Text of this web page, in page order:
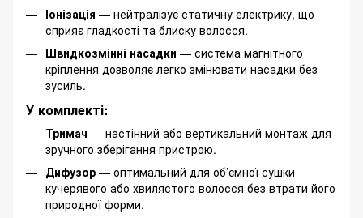
Іонізація — нейтралізує статичну електрику, що
сприяє гладкості та блиску волосся.
Швидкозмінні насадки — система магнітного
кріплення дозволяє легко змінювати насадки без
зусиль.
У комплекті:
Тримач — настінний або вертикальний монтаж для
зручного зберігання пристрою.
Дифузор — оптимальний для об’ємної сушки
кучерявого або хвилястого волосся без втрати його
природної форми.